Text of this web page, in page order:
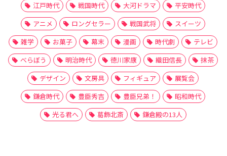
江戸時代 戦国時代 大河ドラマ
平安時代
アニメ
ロングセラー 戦国武将
スイーツ
雑学
お菓子 幕末 漫画 時代劇
テレビ
べらぼう
明治時代 徳川家康 織田信長
抹茶
デザイン
文房具 フィギュア
展覧会
鎌倉時代
豊臣秀吉 豊臣兄弟！
昭和時代
光る君へ
葛飾北斎 鎌倉殿の13人